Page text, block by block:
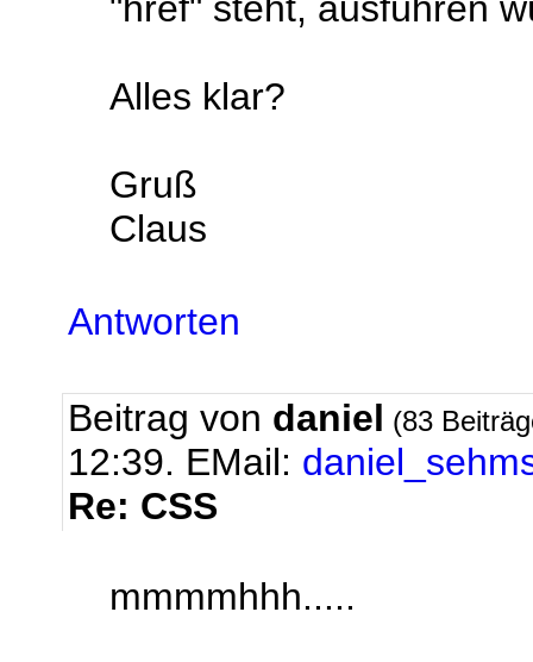
"href" steht, ausführen
Alles klar?
Gruß
Claus
Antworten
Beitrag von daniel (83
12:39. EMail:
Re: CSS
mmmmhhh.....